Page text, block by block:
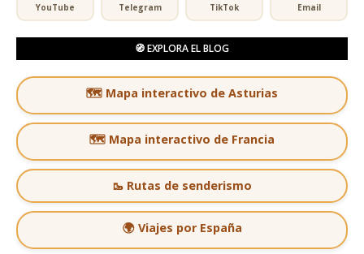
YouTube Telegram TikTok Email
🧭 EXPLORA EL BLOG
🗺️ Mapa interactivo de Asturias
🗺️ Mapa interactivo de Francia
🥾 Rutas de senderismo
🌍 Viajes por España